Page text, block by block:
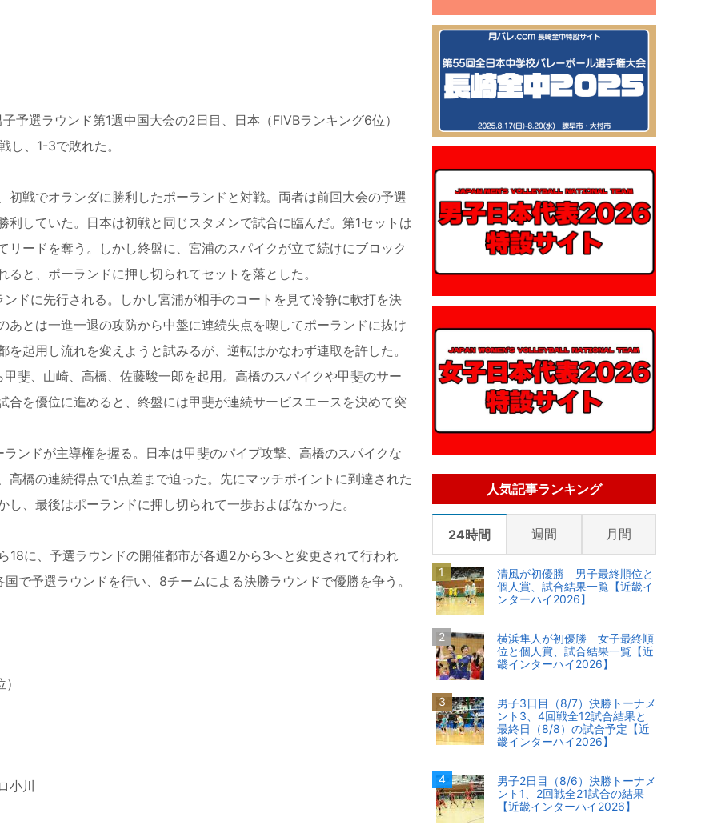
選ラウンド第1週中国大会の2日目、日本（FIVBランキング6位）
し、1-3で敗れた。
戦でオランダに勝利したポーランドと対戦。両者は前回大会の予選
していた。日本は初戦と同じスタメンで試合に臨んだ。第1セットは
ードを奪う。しかし終盤に、宮浦のスパイクが立て続けにブロック
と、ポーランドに押し切られてセットを落とした。
に先行される。しかし宮浦が相手のコートを見て冷静に軟打を決
とは一進一退の攻防から中盤に連続失点を喫してポーランドに抜け
起用し流れを変えようと試みるが、逆転はかなわず連取を許した。
、山崎、高橋、佐藤駿一郎を起用。高橋のスパイクや甲斐のサー
を優位に進めると、終盤には甲斐が連続サービスエースを決めて突
ドが主導権を握る。日本は甲斐のパイプ攻撃、高橋のスパイクな
橋の連続得点で1点差まで迫った。先にマッチポイントに到達された
、最後はポーランドに押し切られて一歩およばなかった。
に、予選ラウンドの開催都市が各週2から3へと変更されて行われ
で予選ラウンドを行い、8チームによる決勝ラウンドで優勝を争う。
小川
人気記事ランキング
24時間 週間 月間
清風が初優勝 男子最終順位と
個人賞、試合結果一覧【近畿イ
ンターハイ2026】
横浜隼人が初優勝 女子最終順
位と個人賞、試合結果一覧【近
畿インターハイ2026】
男子3日目（8/7）決勝トーナメ
ント3、4回戦全12試合結果と
最終日（8/8）の試合予定【近
畿インターハイ2026】
男子2日目（8/6）決勝トーナメ
ント1、2回戦全21試合の結果
【近畿インターハイ2026】